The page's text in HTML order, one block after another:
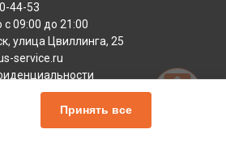
44-53
09:00 до 21:00
улица Цвиллинга, 25
service.ru
Принять все